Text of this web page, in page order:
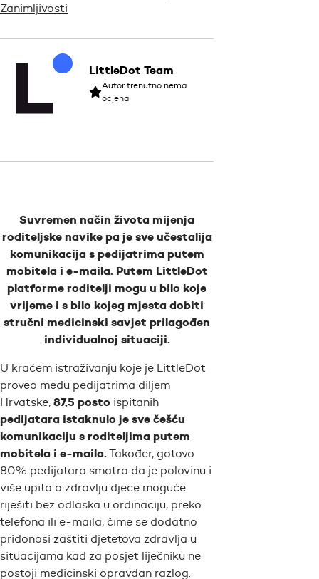
Zanimljivosti
LittleDot Team
Autor trenutno nema
ocjena
Suvremen način života mijenja
roditeljske navike pa je sve učestalija
komunikacija s pedijatrima putem
mobitela i e-maila. Putem LittleDot
platforme roditelji mogu u bilo koje
vrijeme i s bilo kojeg mjesta dobiti
stručni medicinski savjet prilagođen
individualnoj situaciji.
U kraćem istraživanju koje je LittleDot
proveo među pedijatrima diljem
Hrvatske, 87,5 posto ispitanih
pedijatara istaknulo je sve češću
komunikaciju s roditeljima putem
mobitela i e-maila.Također, gotovo
80% pedijatara smatra da je polovinu i
više upita o zdravlju djece moguće
riješiti bez odlaska u ordinaciju, preko
telefona ili e-maila, čime se dodatno
pridonosi zaštiti djetetova zdravlja u
situacijama kad za posjet liječniku ne
postoji medicinski opravdan razlog.